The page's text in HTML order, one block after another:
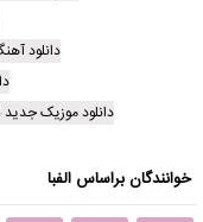
دانلود
دانلود موزیک
خوانندگان براساس الفبا